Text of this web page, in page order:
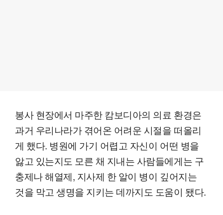
봉사 현장에서 마주한 캄보디아의 의료 환경은
과거 우리나라가 겪어온 어려운 시절을 떠올리
게 했다. 병원에 가기 어렵고 자신이 어떤 병을
앓고 있는지도 모른 채 지내는 사람들에게는 구
충제나 해열제, 지사제 한 알이 병이 깊어지는
것을 막고 생명을 지키는 데까지도 도움이 됐다.